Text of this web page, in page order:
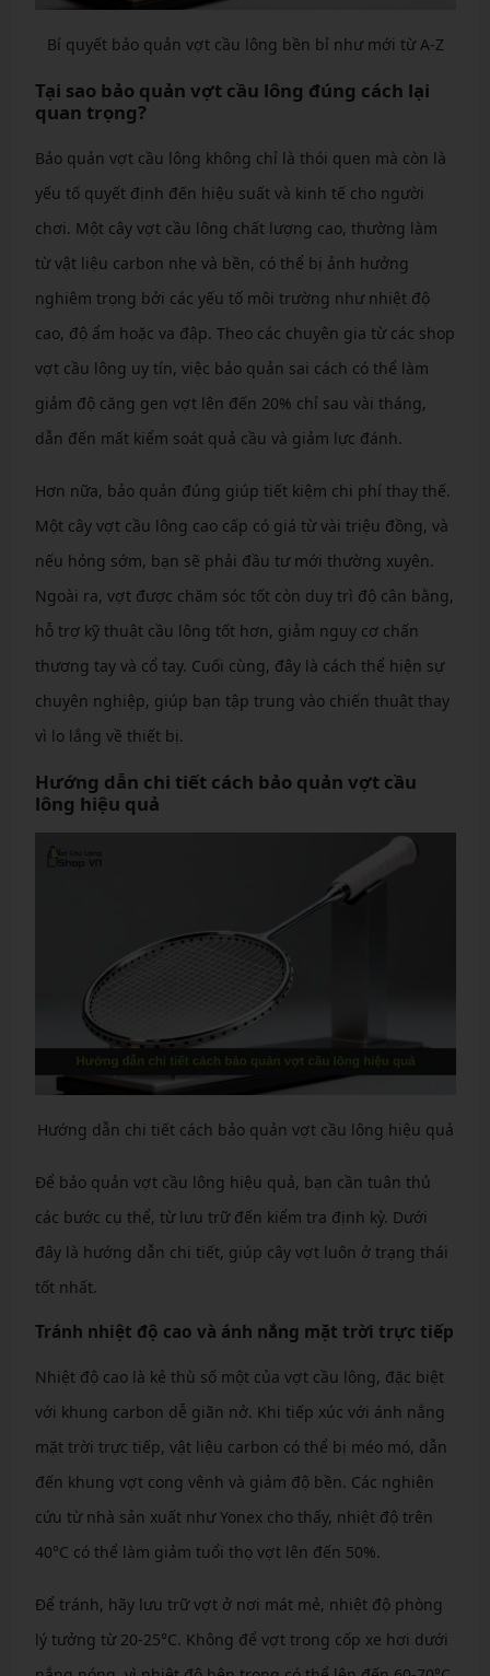
Bí quyết bảo quản vợt cầu lông bền bỉ như mới từ A-Z
Tại sao bảo quản vợt cầu lông đúng cách lại
quan trọng?
Bảo quản vợt cầu lông không chỉ là thói quen mà còn là
yếu tố quyết định đến hiệu suất và kinh tế cho người
chơi. Một cây vợt cầu lông chất lượng cao, thường làm
từ vật liệu carbon nhẹ và bền, có thể bị ảnh hưởng
nghiêm trọng bởi các yếu tố môi trường như nhiệt độ
cao, độ ẩm hoặc va đập. Theo các chuyên gia từ các shop
vợt cầu lông uy tín, việc bảo quản sai cách có thể làm
giảm độ căng gen vợt lên đến 20% chỉ sau vài tháng,
dẫn đến mất kiểm soát quả cầu và giảm lực đánh.
Hơn nữa, bảo quản đúng giúp tiết kiệm chi phí thay thế.
Một cây vợt cầu lông cao cấp có giá từ vài triệu đồng, và
nếu hỏng sớm, bạn sẽ phải đầu tư mới thường xuyên.
Ngoài ra, vợt được chăm sóc tốt còn duy trì độ cân bằng,
hỗ trợ kỹ thuật cầu lông tốt hơn, giảm nguy cơ chấn
thương tay và cổ tay. Cuối cùng, đây là cách thể hiện sự
chuyên nghiệp, giúp bạn tập trung vào chiến thuật thay
vì lo lắng về thiết bị.
Hướng dẫn chi tiết cách bảo quản vợt cầu
lông hiệu quả
Hướng dẫn chi tiết cách bảo quản vợt cầu lông hiệu quả
Để bảo quản vợt cầu lông hiệu quả, bạn cần tuân thủ
các bước cụ thể, từ lưu trữ đến kiểm tra định kỳ. Dưới
đây là hướng dẫn chi tiết, giúp cây vợt luôn ở trạng thái
tốt nhất.
Tránh nhiệt độ cao và ánh nắng mặt trời trực tiếp
Nhiệt độ cao là kẻ thù số một của vợt cầu lông, đặc biệt
với khung carbon dễ giãn nở. Khi tiếp xúc với ánh nắng
mặt trời trực tiếp, vật liệu carbon có thể bị méo mó, dẫn
đến khung vợt cong vênh và giảm độ bền. Các nghiên
cứu từ nhà sản xuất như Yonex cho thấy, nhiệt độ trên
40°C có thể làm giảm tuổi thọ vợt lên đến 50%.
Để tránh, hãy lưu trữ vợt ở nơi mát mẻ, nhiệt độ phòng
lý tưởng từ 20-25°C. Không để vợt trong cốp xe hơi dưới